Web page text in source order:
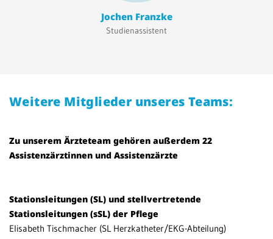
Jochen Franzke
Studienassistent
Weitere Mitglieder unseres Teams:
Zu unserem Ärzteteam gehören außerdem 22
Assistenzärztinnen und Assistenzärzte
Stationsleitungen (SL) und stellvertretende
Stationsleitungen (sSL) der Pflege
Elisabeth Tischmacher (SL Herzkatheter/EKG-Abteilung)